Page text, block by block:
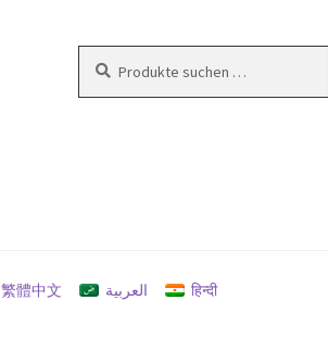
nach:
繁體中文 العربية
हिन्दी